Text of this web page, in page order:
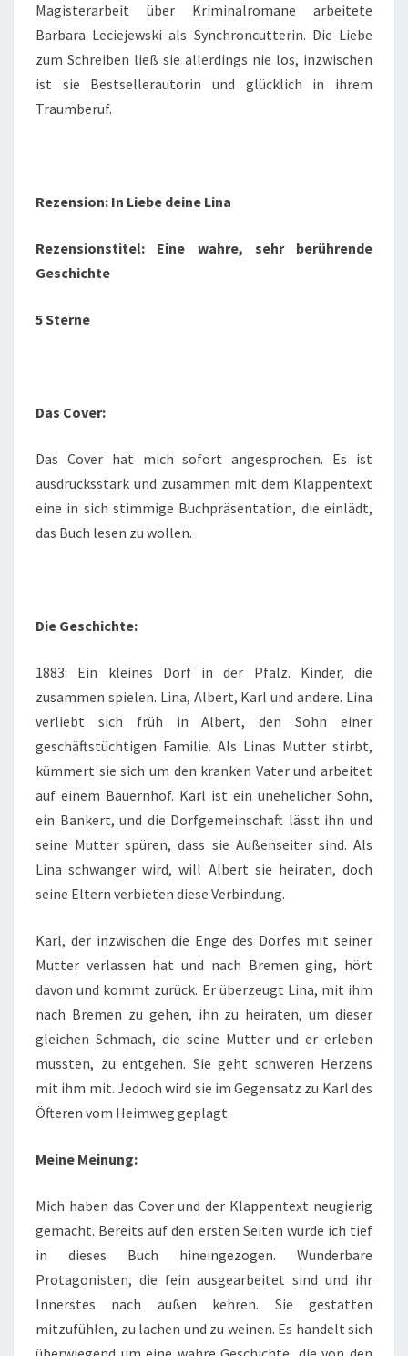
Magisterarbeit über Kriminalromane arbeitete
Barbara Leciejewski als Synchroncutterin. Die Liebe
zum Schreiben ließ sie allerdings nie los, inzwischen
ist sie Bestsellerautorin und glücklich in ihrem
Traumberuf.
Rezension: In Liebe deine Lina
Rezensionstitel: Eine wahre, sehr berührende
Geschichte
5 Sterne
Das Cover:
Das Cover hat mich sofort angesprochen. Es ist
ausdrucksstark und zusammen mit dem Klappentext
eine in sich stimmige Buchpräsentation, die einlädt,
das Buch lesen zu wollen.
Die Geschichte:
1883: Ein kleines Dorf in der Pfalz. Kinder, die
zusammen spielen. Lina, Albert, Karl und andere. Lina
verliebt sich früh in Albert, den Sohn einer
geschäftstüchtigen Familie. Als Linas Mutter stirbt,
kümmert sie sich um den kranken Vater und arbeitet
auf einem Bauernhof. Karl ist ein unehelicher Sohn,
ein Bankert, und die Dorfgemeinschaft lässt ihn und
seine Mutter spüren, dass sie Außenseiter sind. Als
Lina schwanger wird, will Albert sie heiraten, doch
seine Eltern verbieten diese Verbindung.
Karl, der inzwischen die Enge des Dorfes mit seiner
Mutter verlassen hat und nach Bremen ging, hört
davon und kommt zurück. Er überzeugt Lina, mit ihm
nach Bremen zu gehen, ihn zu heiraten, um dieser
gleichen Schmach, die seine Mutter und er erleben
mussten, zu entgehen. Sie geht schweren Herzens
mit ihm mit. Jedoch wird sie im Gegensatz zu Karl des
Öfteren vom Heimweg geplagt.
Meine Meinung:
Mich haben das Cover und der Klappentext neugierig
gemacht. Bereits auf den ersten Seiten wurde ich tief
in dieses Buch hineingezogen. Wunderbare
Protagonisten, die fein ausgearbeitet sind und ihr
Innerstes nach außen kehren. Sie gestatten
mitzufühlen, zu lachen und zu weinen. Es handelt sich